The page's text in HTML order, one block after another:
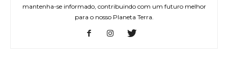
mantenha-se informado, contribuindo com um futuro melhor
para o nosso Planeta Terra.